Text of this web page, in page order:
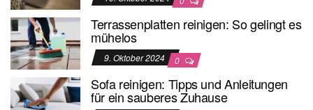
Terrassenplatten reinigen: So gelingt es
mühelos
9. Oktober 2024 0
Sofa reinigen: Tipps und Anleitungen
für ein sauberes Zuhause